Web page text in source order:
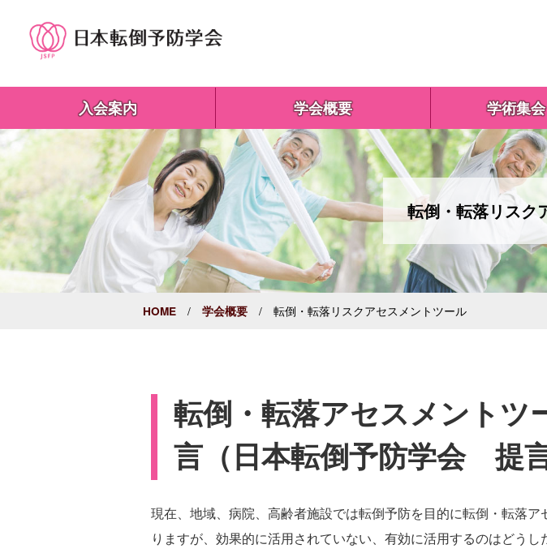
入会案内 学会概要 学術集
転倒・転落リスク
HOME / 学会概要 / 転倒・転落リスクアセスメントツール
転倒・転落アセスメントツ
言（日本転倒予防学会 提言
現在、地域、病院、高齢者施設では転倒予防を目的に転倒・転落
りますが、効果的に活用されていない、有効に活用するのはどう